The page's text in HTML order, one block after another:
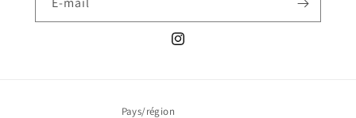
Instagram
Pays/région